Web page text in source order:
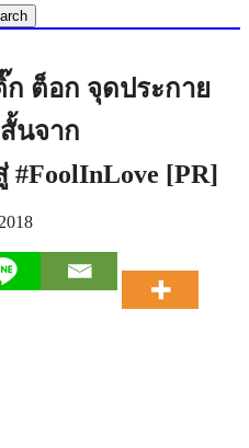
ต็อก จุดประกาย
นจาก
#FoolInLove [PR]